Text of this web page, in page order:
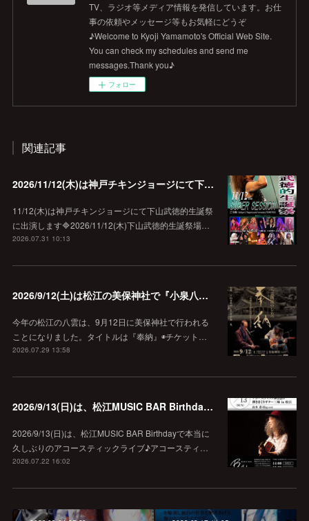
TV、ラジオ等メディア情報を発信しています。お仕
事の依頼やメッセージ等もお気軽にどうぞ
♪Welcome to Kyoji Yamamoto's Official Web Site.
You can check my schedules and send me
messages.Thank you♪
フォロー
関連記事
2026/11/12(木)は神戸チキンジョージにて下山武徳的生誕祭に出演します♪
11/12(木)は神戸チキンジョージにて下山武徳的生誕祭
に出演します🔷2026/11/12(木)下山武徳的生誕祭場…
2026.07.31 10:13
2026/9/12(土)は松江の美保神社で『小泉八雲朗読のしらべ』
今年の松江の八雲は、9月12日に美保神社で行われる
ことになりました。タイトルは『奉納』◉チケット…
2026.07.29 13:58
2026/9/13(日)は、松江MUSIC BAR Birthdayでアコースティック弾き語り弾きまくりギター三昧♪
2026/9/13(日)は、松江MUSIC BAR Birthdayで本当に
久しぶりのアコースティックライブ♪アコースティ…
2026.07.22 16:02